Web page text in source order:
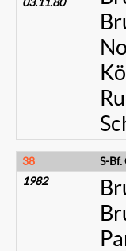
38 S-
1982